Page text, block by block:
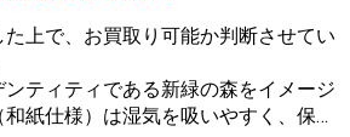
上で、お買取り可能か判断させてい
ンティティである新緑の森をイメージ
和紙仕様）は湿気を吸いやすく、保管